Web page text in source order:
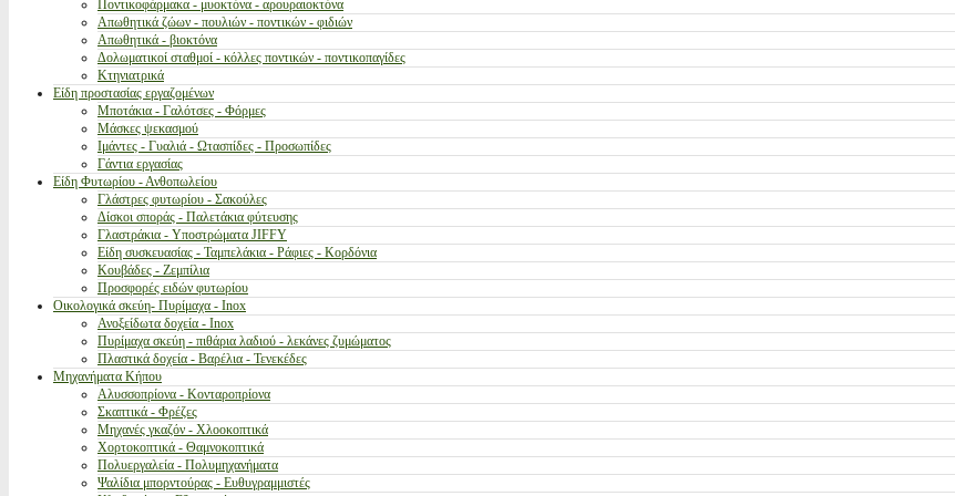
Ποντικοφάρμακα - μυοκτόνα - αρουραιοκτόνα
Απωθητικά ζώων - πουλιών - ποντικών - φιδιών
Απωθητικά - βιοκτόνα
Δολωματικοί σταθμοί - κόλλες ποντικών - ποντικοπαγίδες
Κτηνιατρικά
Είδη προστασίας εργαζομένων
Μποτάκια - Γαλότσες - Φόρμες
Μάσκες ψεκασμού
Ιμάντες - Γυαλιά - Ωτασπίδες - Προσωπίδες
Γάντια εργασίας
Είδη Φυτωρίου - Ανθοπωλείου
Γλάστρες φυτωρίου - Σακούλες
Δίσκοι σποράς - Παλετάκια φύτευσης
Γλαστράκια - Υποστρώματα JIFFY
Είδη συσκευασίας - Ταμπελάκια - Ράφιες - Κορδόνια
Κουβάδες - Ζεμπίλια
Προσφορές ειδών φυτωρίου
Οικολογικά σκεύη- Πυρίμαχα - Inox
Ανοξείδωτα δοχεία - Inox
Πυρίμαχα σκεύη - πιθάρια λαδιού - λεκάνες ζυμώματος
Πλαστικά δοχεία - Βαρέλια - Τενεκέδες
Μηχανήματα Κήπου
Αλυσσοπρίονα - Κονταροπρίονα
Σκαπτικά - Φρέζες
Μηχανές γκαζόν - Χλοοκοπτικά
Χορτοκοπτικά - Θαμνοκοπτικά
Πολυεργαλεία - Πολυμηχανήματα
Ψαλίδια μπορντούρας - Ευθυγραμμιστές